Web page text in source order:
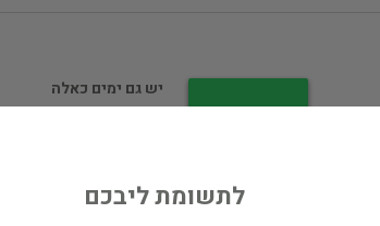
יש גם ימים כאלה
רכישה ישירה
לתשומת ליבכם